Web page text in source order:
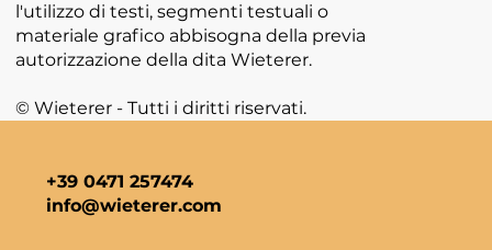
l'utilizzo di testi, segmenti testuali o
materiale grafico abbisogna della previa
autorizzazione della dita Wieterer.
© Wieterer - Tutti i diritti riservati.
+39 0471 257474
info@wieterer.com